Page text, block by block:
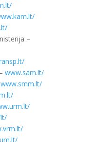
–
www.sam.lt/
www.smm.lt/